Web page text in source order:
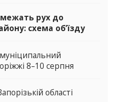
рух до
схема об’їзду
8–10 серпня
області